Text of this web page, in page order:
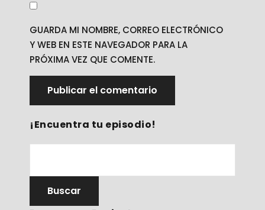
GUARDA MI NOMBRE, CORREO ELECTRÓNICO
Y WEB EN ESTE NAVEGADOR PARA LA
PRÓXIMA VEZ QUE COMENTE.
¡Encuentra tu episodio!